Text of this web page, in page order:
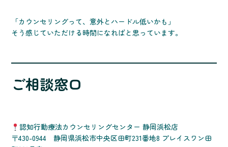
「カウンセリングって、意外とハードル低いかも」
そう感じていただける時間になればと思っています。
ご相談窓口
認知行動療法カウンセリングセンター 静岡浜松店
〒430-0944 静岡県浜松市中央区田町231番地8 プレイスワン田